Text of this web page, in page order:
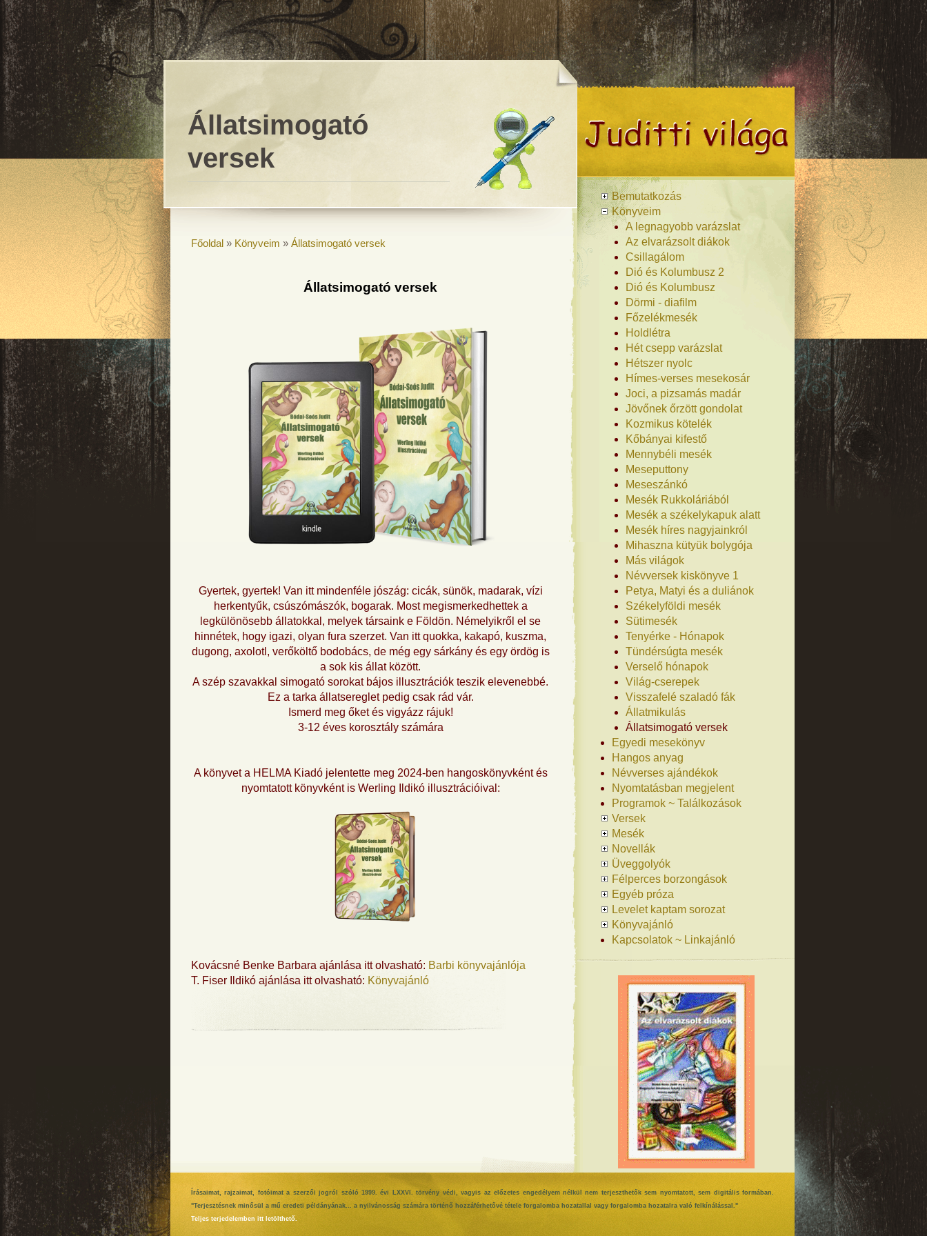
Állatsimogató
versek
Főoldal » Könyveim » Állatsimogató versek
Állatsimogató versek
Gyertek, gyertek! Van itt mindenféle jószág: cicák, sünök, madarak, vízi
herkentyűk, csúszómászók, bogarak. Most megismerkedhettek a
legkülönösebb állatokkal, melyek társaink e Földön. Némelyikről el se
hinnétek, hogy igazi, olyan fura szerzet. Van itt quokka, kakapó, kuszma,
dugong, axolotl, verőköltő bodobács, de még egy sárkány és egy ördög is
a sok kis állat között.
A szép szavakkal simogató sorokat bájos illusztrációk teszik elevenebbé.
Ez a tarka állatsereglet pedig csak rád vár.
Ismerd meg őket és vigyázz rájuk!
3-12 éves korosztály számára
A könyvet a HELMA Kiadó jelentette meg 2024-ben hangoskönyvként és
nyomtatott könyvként is Werling Ildikó illusztrációival:
Kovácsné Benke Barbara ajánlása itt olvasható: Barbi könyvajánlója
T. Fiser Ildikó ajánlása itt olvasható: Könyvajánló
Bemutatkozás
Könyveim
A legnagyobb varázslat
Az elvarázsolt diákok
Csillagálom
Dió és Kolumbusz 2
Dió és Kolumbusz
Dörmi - diafilm
Főzelékmesék
Holdlétra
Hét csepp varázslat
Hétszer nyolc
Hímes-verses mesekosár
Joci, a pizsamás madár
Jövőnek őrzött gondolat
Kozmikus kötelék
Kőbányai kifestő
Mennybéli mesék
Meseputtony
Meseszánkó
Mesék Rukkoláriából
Mesék a székelykapuk alatt
Mesék híres nagyjainkról
Mihaszna kütyük bolygója
Más világok
Névversek kiskönyve 1
Petya, Matyi és a duliánok
Székelyföldi mesék
Sütimesék
Tenyérke - Hónapok
Tündérsúgta mesék
Verselő hónapok
Világ-cserepek
Visszafelé szaladó fák
Állatmikulás
Állatsimogató versek
Egyedi mesekönyv
Hangos anyag
Névverses ajándékok
Nyomtatásban megjelent
Programok ~ Találkozások
Versek
Mesék
Novellák
Üveggolyók
Félperces borzongások
Egyéb próza
Levelet kaptam sorozat
Könyvajánló
Kapcsolatok ~ Linkajánló
Írásaimat, rajzaimat, fotóimat a szerzői jogról szóló 1999. évi LXXVI. törvény védi, vagyis az előzetes engedélyem nélkül nem terjeszthetők sem nyomtatott, sem digitális formában.
"Terjesztésnek minősül a mű eredeti példányának... a nyilvánosság számára történő hozzáférhetővé tétele forgalomba hozatallal vagy forgalomba hozatalra való felkínálással."
Teljes terjedelemben itt letölthető.